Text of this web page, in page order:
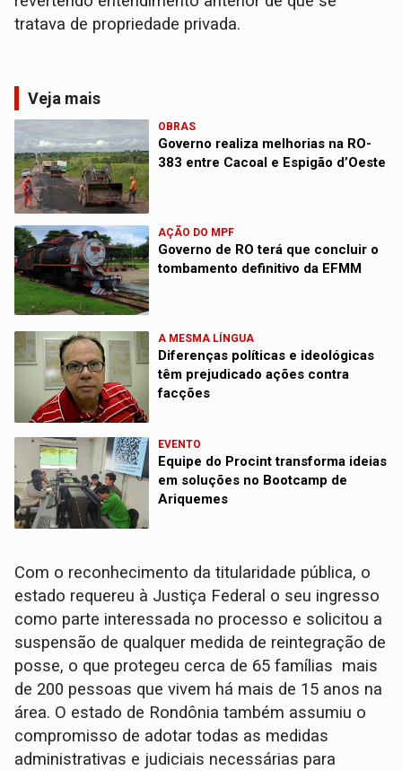
tratava de propriedade privada.
Veja mais
OBRAS
Governo realiza melhorias na RO-
383 entre Cacoal e Espigão d’Oeste
AÇÃO DO MPF
Governo de RO terá que concluir o
tombamento definitivo da EFMM
A MESMA LÍNGUA
Diferenças políticas e ideológicas
têm prejudicado ações contra
facções
EVENTO
Equipe do Procint transforma ideias
em soluções no Bootcamp de
Ariquemes
Com o reconhecimento da titularidade pública, o
estado requereu à Justiça Federal o seu ingresso
como parte interessada no processo e solicitou a
suspensão de qualquer medida de reintegração de
posse, o que protegeu cerca de 65 famílias mais
de 200 pessoas que vivem há mais de 15 anos na
área. O estado de Rondônia também assumiu o
compromisso de adotar todas as medidas
administrativas e judiciais necessárias para